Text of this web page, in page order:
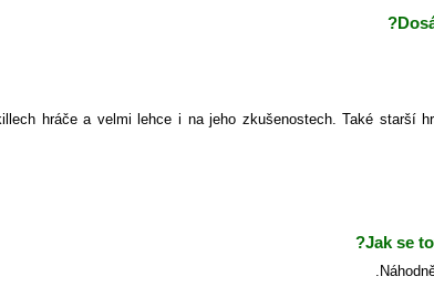
hráče a velmi lehce i na jeho zkušenostech. Také starší
Jak se